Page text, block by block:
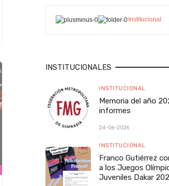
Institucional
INSTITUCIONALES
INSTITUCIONAL
Memoria del año
informes
24-06-2026
INSTITUCIONAL
Franco Gutiérrez
a los Juegos
Juveniles Dakar